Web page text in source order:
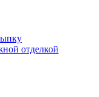
отделкой